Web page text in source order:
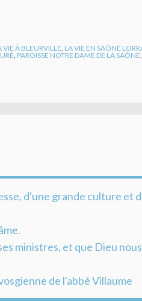
VIE À BLEURVILLE LA VIE EN SAÔNE
PAROISSE NOTRE DAME DE LA SAÔNE
d'une grande culture et
ministres, et que Dieu
de l'abbé Villaume